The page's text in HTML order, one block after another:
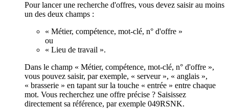
Pour lancer une recherche d'offres, vous devez saisir au moins
un des deux champs :
« Métier, compétence, mot-clé, n° d'offre »
ou
« Lieu de travail ».
Dans le champ « Métier, compétence, mot-clé, n° d'offre »,
vous pouvez saisir, par exemple, « serveur », « anglais »,
« brasserie » en tapant sur la touche « entrée » entre chaque
mot. Vous recherchez une offre précise ? Saisissez
directement sa référence, par exemple 049RSNK.